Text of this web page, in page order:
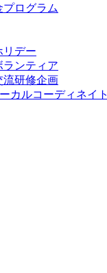
ログラム
リデー
ランティア
流研修企画
カルコーディネイト